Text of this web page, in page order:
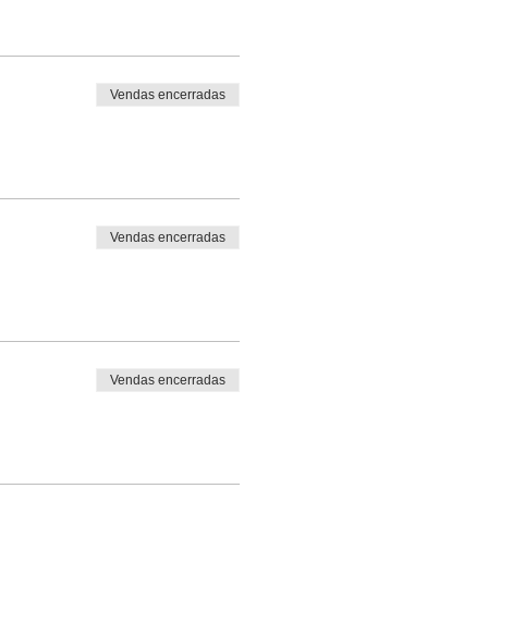
Vendas encerradas
Vendas encerradas
Vendas encerradas